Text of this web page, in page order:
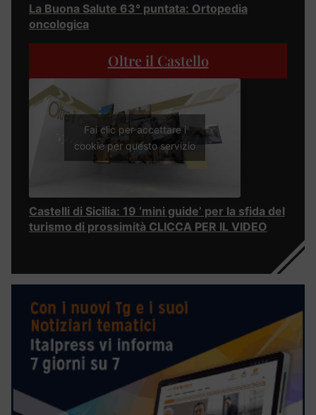
La Buona Salute 63° puntata: Ortopedia
oncologica
Oltre il Castello
Fai clic per accettare i
cookie per questo servizio
Castelli di Sicilia: 19 ‘mini guide’ per la sfida del
turismo di prossimità CLICCA PER IL VIDEO